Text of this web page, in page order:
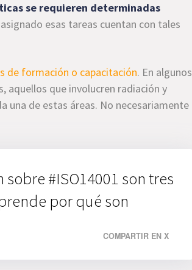
se requieren determinadas
esas tareas cuentan con tales
de formación o capacitación. En algunos
aquellos que involucren radiación y
una de estas áreas. No necesariamente
#ISO14001 son tres
por qué son
COMPARTIR EN X